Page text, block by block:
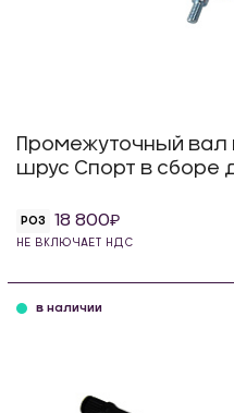
Промежуточный вал
шрус Спорт в сборе
РОЗ 18 800
НЕ ВКЛЮЧАЕТ НДС
в наличии